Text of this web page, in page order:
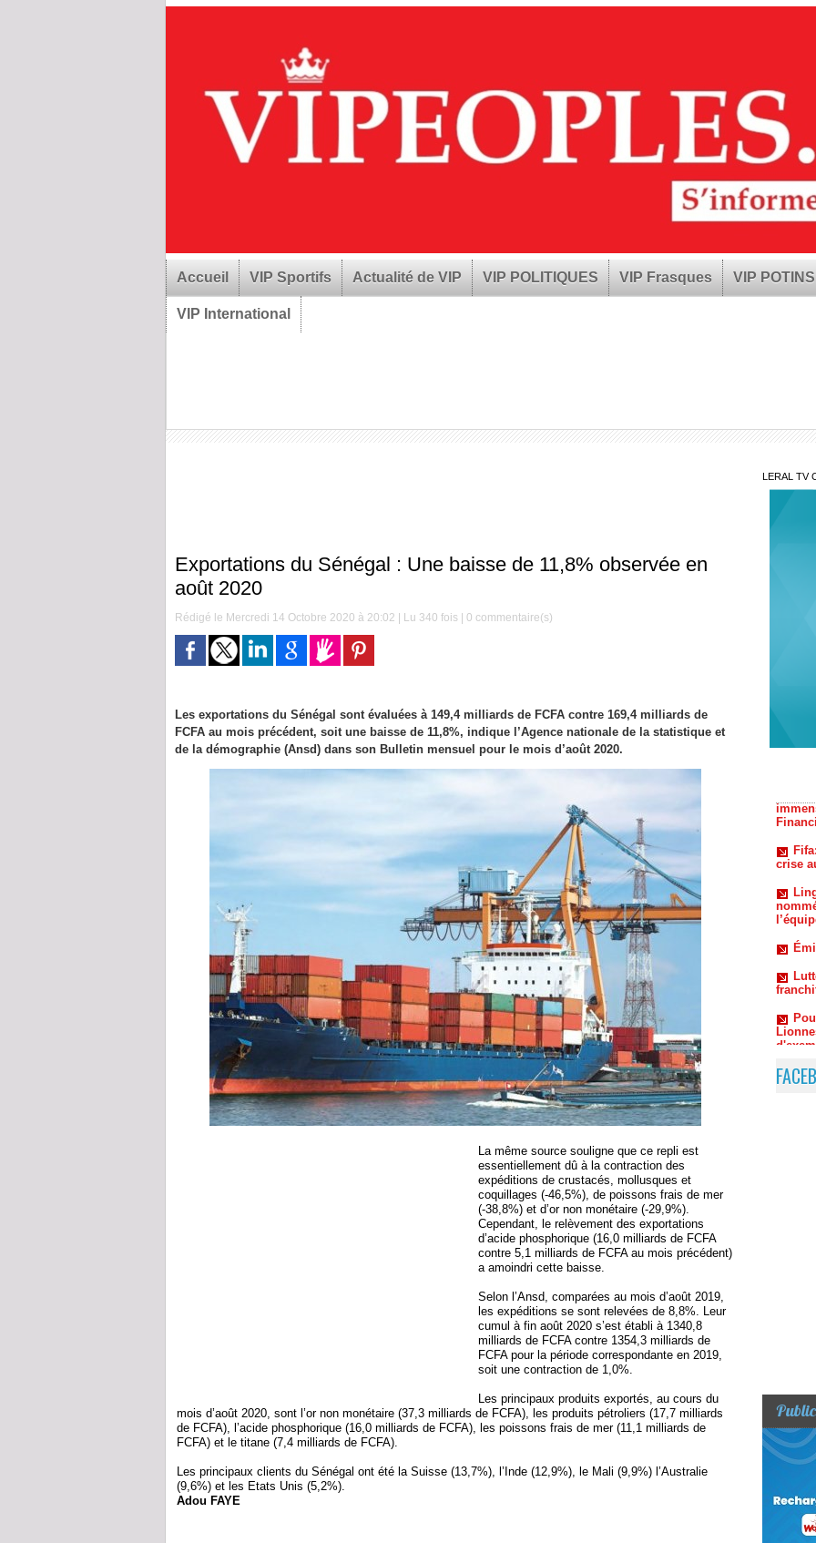
Accueil VIP Sportifs Actualité de VIP VIP POLITIQUES VIP Frasques VIP POTINS
VIP International
Exportations du Sénégal : Une baisse de 11,8% observée en
août 2020
Rédigé le Mercredi 14 Octobre 2020 à 20:02 | Lu 340 fois | 0 commentaire(s)
Les exportations du Sénégal sont évaluées à 149,4 milliards de FCFA contre 169,4 milliards de
FCFA au mois précédent, soit une baisse de 11,8%, indique l’Agence nationale de la statistique et
de la démographie (Ansd) dans son Bulletin mensuel pour le mois d’août 2020.
La même source souligne que ce repli est
essentiellement dû à la contraction des
expéditions de crustacés, mollusques et
coquillages (-46,5%), de poissons frais de mer
(-38,8%) et d’or non monétaire (-29,9%).
Cependant, le relèvement des exportations
d’acide phosphorique (16,0 milliards de FCFA
contre 5,1 milliards de FCFA au mois précédent)
a amoindri cette baisse.
Selon l’Ansd, comparées au mois d’août 2019,
les expéditions se sont relevées de 8,8%. Leur
cumul à fin août 2020 s’est établi à 1340,8
milliards de FCFA contre 1354,3 milliards de
FCFA pour la période correspondante en 2019,
soit une contraction de 1,0%.
Les principaux produits exportés, au cours du
mois d’août 2020, sont l’or non monétaire (37,3 milliards de FCFA), les produits pétroliers (17,7 milliards
de FCFA), l’acide phosphorique (16,0 milliards de FCFA), les poissons frais de mer (11,1 milliards de
FCFA) et le titane (7,4 milliards de FCFA).
Les principaux clients du Sénégal ont été la Suisse (13,7%), l’Inde (12,9%), le Mali (9,9%) l’Australie
(9,6%) et les Etats Unis (5,2%).
Adou FAYE
LERAL TV
crise